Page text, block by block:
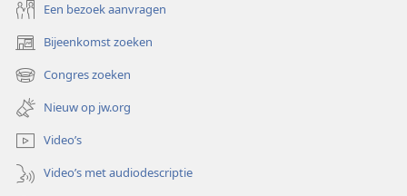
Een bezoek aanvragen
Bijeenkomst zoeken
(opent
nieuw
venster)
Congres zoeken
(opent
nieuw
venster)
Nieuw op jw.org
Video’s
Video’s met audiodescriptie